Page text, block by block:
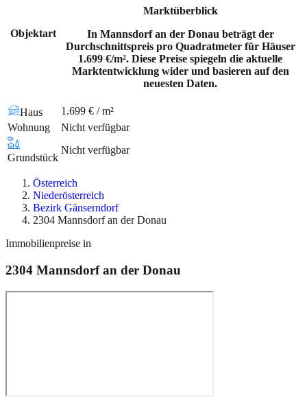
Objektart
Marktüberblick
In Mannsdorf an der Donau beträgt der
Durchschnittspreis pro Quadratmeter für Häuser
1.699 €/m². Diese Preise spiegeln die aktuelle
Marktentwicklung wider und basieren auf den
neuesten Daten.
Haus
1.699 € / m²
Wohnung
Nicht verfügbar
Grundstück
Nicht verfügbar
Österreich
Niederösterreich
Bezirk Gänserndorf
2304 Mannsdorf an der Donau
Immobilienpreise in
2304 Mannsdorf an der Donau